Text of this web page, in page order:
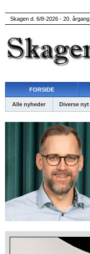
Skagen d. 6/8-2026 - 20. årgang
FORSIDE
Alle nyheder Diverse nyt